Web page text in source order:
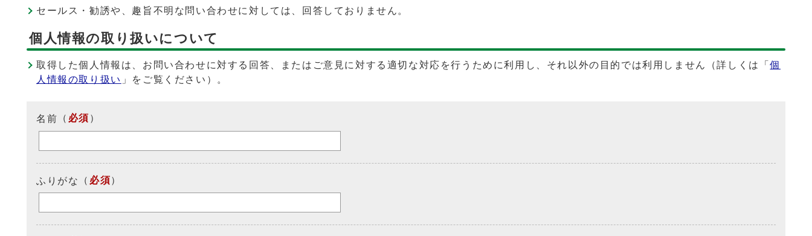
セールス・勧誘や、趣旨不明な問い合わせに対しては、回答しておりません。
個人情報の取り扱いについて
取得した個人情報は、お問い合わせに対する回答、またはご意見に対する適切な対応を行うために利用し、それ以外の目的では利用しません（詳しくは「個
人情報の取り扱い 」をご覧ください）。
名前 （ 必須 ）
ふりがな （ 必須）